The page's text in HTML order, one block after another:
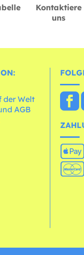
Kontaktiere
uns
der Welt
AGB